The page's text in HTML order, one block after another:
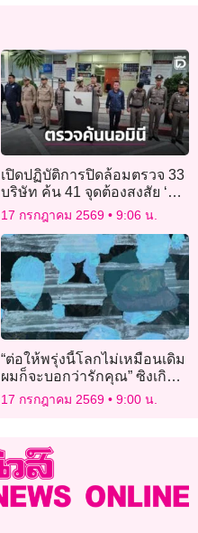
เปิดปฏิบัติการปิดล้อมตรวจ 33
บริษัท ค้น 41 จุดต้องสงสัย ‘นอ
มินี’ ในชลบุรี สอบถือครอง
ที่ดินในพัทยา
17 กรกฎาคม 2569 9:06 น.
“ต่อให้พรุ่งนี้โลกไม่เหมือนเดิม
ผมก็จะบอกว่ารักคุณ” ซิงเกิล
ใหม่จาก “Unkle T.”
17 กรกฎาคม 2569 9:00 น.